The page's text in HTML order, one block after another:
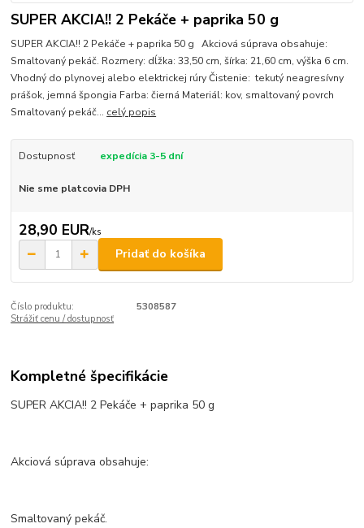
SUPER AKCIA!! 2 Pekáče + paprika 50 g
SUPER AKCIA!! 2 Pekáče + paprika 50 g Akciová súprava obsahuje:
Smaltovaný pekáč. Rozmery: dĺžka: 33,50 cm, šírka: 21,60 cm, výška 6 cm.
Vhodný do plynovej alebo elektrickej rúry Čistenie: tekutý neagresívny
prášok, jemná špongia Farba: čierná Materiál: kov, smaltovaný povrch
Smaltovaný pekáč... celý popis
Dostupnosť expedícia 3-5 dní
Nie sme platcovia DPH
28,90 EUR/ks
Pridať do košíka
Číslo produktu:
5308587
Strážiť cenu / dostupnosť
Kompletné špecifikácie
SUPER AKCIA!! 2 Pekáče + paprika 50 g
Akciová súprava obsahuje:
Smaltovaný pekáč.